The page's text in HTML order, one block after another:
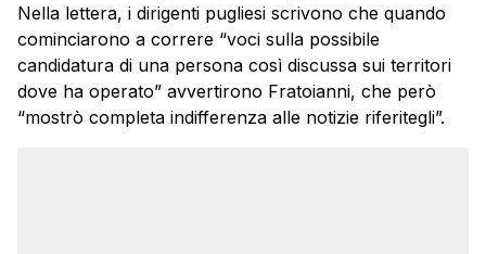
Nella lettera, i dirigenti pugliesi scrivono che quando
cominciarono a correre “voci sulla possibile
candidatura di una persona così discussa sui territori
dove ha operato” avvertirono Fratoianni, che però
“mostrò completa indifferenza alle notizie riferitegli”.